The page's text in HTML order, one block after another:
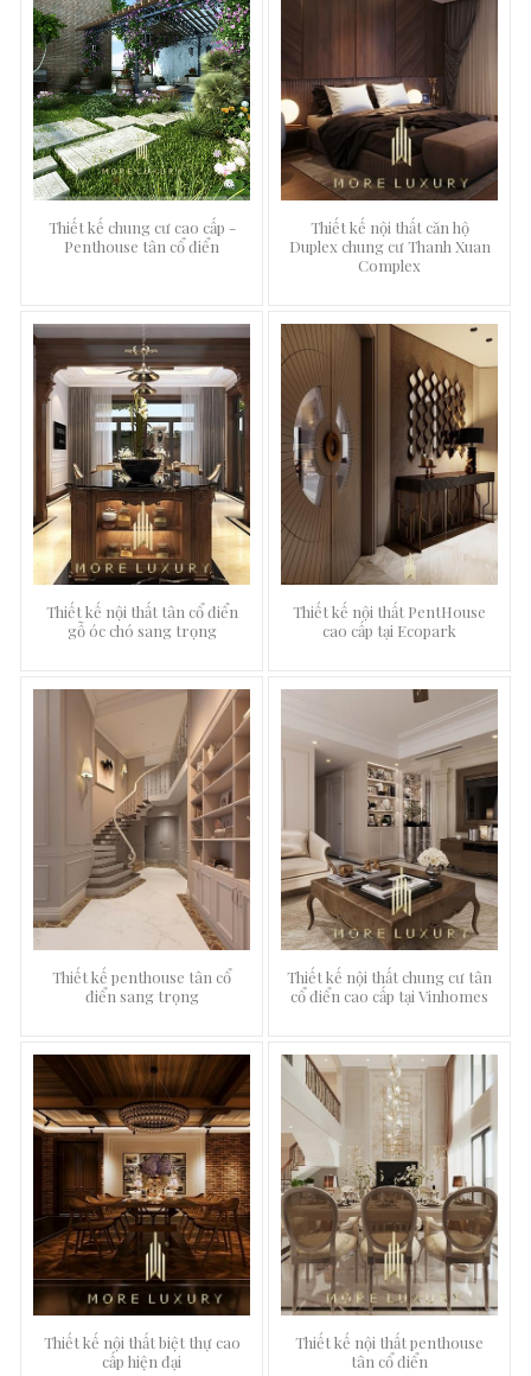
Thiết kế chung cư cao cấp -
Penthouse tân cổ điển
Thiết kế nội thất căn hộ
Duplex chung cư Thanh Xuan
Complex
Thiết kế nội thất tân cổ điển
gỗ óc chó sang trọng
Thiết kế nội thất PentHouse
cao cấp tại Ecopark
Thiết kế penthouse tân cổ
điển sang trọng
Thiết kế nội thất chung cư tân
cổ điển cao cấp tại Vinhomes
Thiết kế nội thất biệt thự cao
cấp hiện đại
Thiết kế nội thất penthouse
tân cổ điển